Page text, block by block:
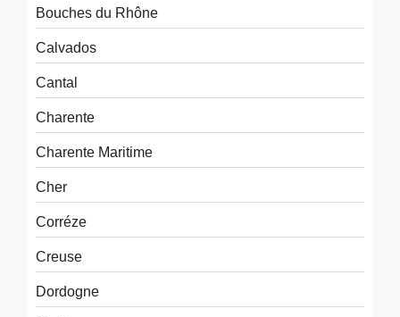
Bouches du Rhône
Calvados
Cantal
Charente
Charente Maritime
Cher
Corréze
Creuse
Dordogne